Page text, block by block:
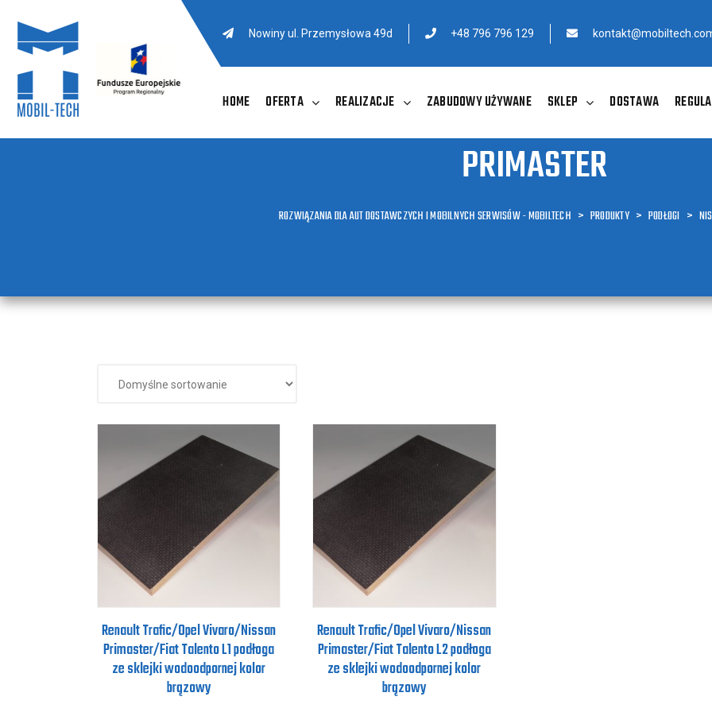
Nowiny ul. Przemysłowa 49d +48 796 796 129
HOME OFERTA REALIZACJE ZABUDOWY UŻYWANE SKLEP DOSTAWA
PRIMASTER
ROZWIĄZANIA DLA AUT DOSTAWCZYCH I MOBILNYCH SERWISÓW - MOBILTECH > PRODUKTY > PODŁOGI >
Renault Trafic/Opel Vivaro/Nissan
Primaster/Fiat Talento L1 podłoga
ze sklejki wodoodpornej kolor
brązowy
Renault Trafic/Opel Vivaro/Nissan
Primaster/Fiat Talento L2 podłoga
ze sklejki wodoodpornej kolor
brązowy